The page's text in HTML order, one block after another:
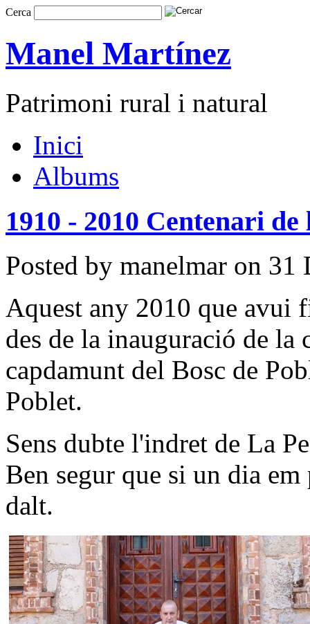
Cerca
Manel Martínez
Patrimoni rural i natural
Inici
Albums
1910 - 2010 Centenari
Posted by manelmar on 31
Aquest any 2010 que avui
des de la inauguració de la
capdamunt del Bosc de
Poblet.
Sens dubte l'indret de La
Ben segur que si un dia
dalt.